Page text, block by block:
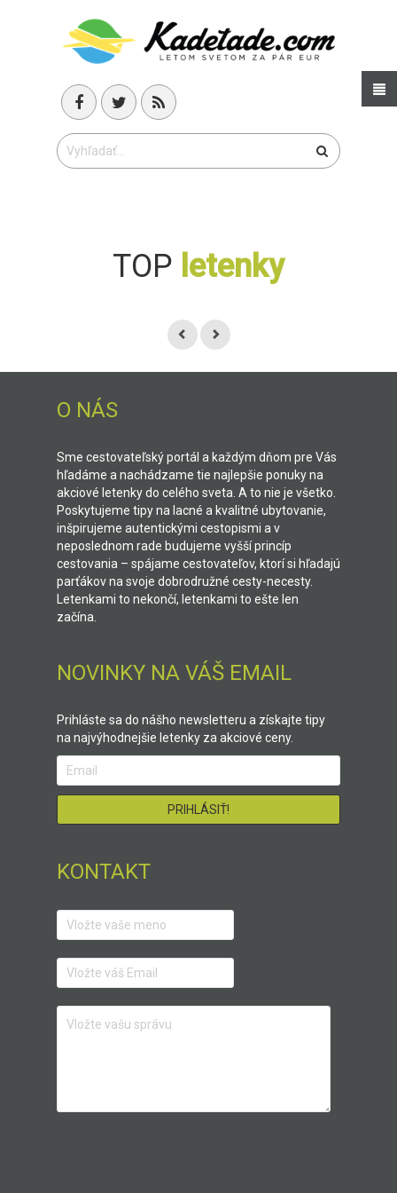
TOP letenky
O NÁS
Sme cestovateľský portál a každým dňom pre Vás
hľadáme a nachádzame tie najlepšie ponuky na
akciové letenky do celého sveta. A to nie je všetko.
Poskytujeme tipy na lacné a kvalitné ubytovanie,
inšpirujeme autentickými cestopismi a v
neposlednom rade budujeme vyšší princíp
cestovania – spájame cestovateľov, ktorí si hľadajú
parťákov na svoje dobrodružné cesty-necesty.
Letenkami to nekončí, letenkami to ešte len
začína.
NOVINKY NA VÁŠ EMAIL
Prihláste sa do nášho newsletteru a získajte tipy
na najvýhodnejšie letenky za akciové ceny.
KONTAKT